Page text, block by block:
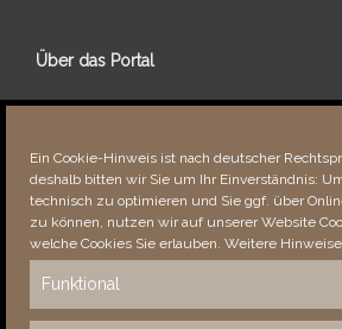
Ein Cookie-Hinweis ist nach deutscher
deshalb bitten wir Sie um Ihr Einverständnis:
technisch zu optimieren und Sie ggf. über
zu können, nutzen wir auf unserer Website
welche Cookies Sie erlauben. Weitere
Funktional
Über das Portal
Über dieses Portal
Fehler bemerkt?
Besucher seit 08/​2021